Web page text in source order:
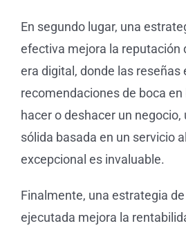
En segundo lugar, una
efectiva mejora la reputación
era digital, donde las reseñas
recomendaciones de boca en
hacer o deshacer un
sólida basada en un servicio
excepcional es invaluable.
Finalmente, una estrategia
ejecutada mejora la